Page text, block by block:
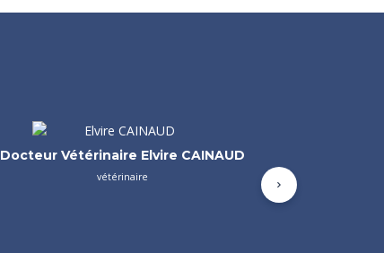
Docteur Vétérinaire Anouk BOUVARD
vétérinaire
Suivant